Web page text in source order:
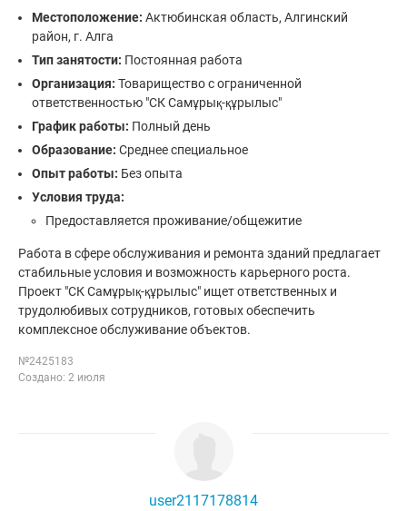
Местоположение: Актюбинская область, Алгинский
район, г. Алга
Тип занятости: Постоянная работа
Организация: Товарищество с ограниченной
ответственностью "СК Самұрық-құрылыс"
График работы: Полный день
Образование: Среднее специальное
Опыт работы: Без опыта
Условия труда:
Предоставляется проживание/общежитие
Работа в сфере обслуживания и ремонта зданий предлагает
стабильные условия и возможность карьерного роста.
Проект "СК Самұрық-құрылыс" ищет ответственных и
трудолюбивых сотрудников, готовых обеспечить
комплексное обслуживание объектов.
№2425183
Создано: 2 июля
user2117178814